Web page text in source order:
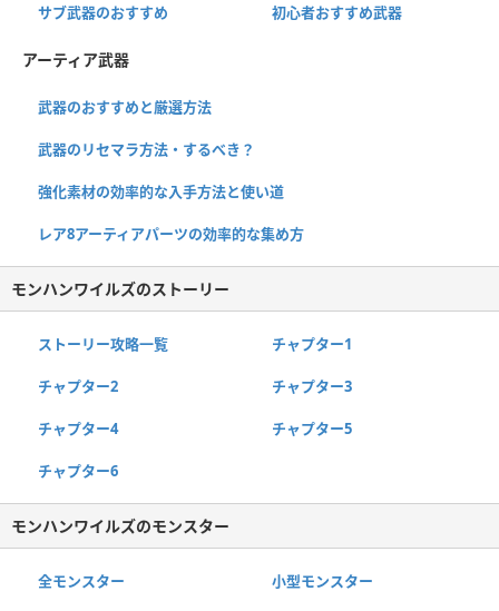
サブ武器のおすすめ 初心者おすすめ武器
アーティア武器
武器のおすすめと厳選方法
武器のリセマラ方法・するべき？
強化素材の効率的な入手方法と使い道
レア8アーティアパーツの効率的な集め方
モンハンワイルズのストーリー
ストーリー攻略一覧 チャプター1
チャプター2 チャプター3
チャプター4 チャプター5
チャプター6
モンハンワイルズのモンスター
全モンスター 小型モンスター